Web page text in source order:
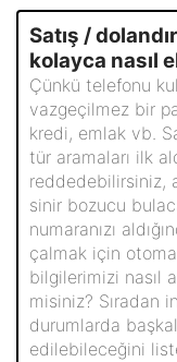
Satış /
kolayca nasıl
Çünkü telefonu
vazgeçilmez bir
kredi, emlak vb.
tür aramaları ilk
reddedebilirsiniz,
sinir bozucu
numaranızı
çalmak için
bilgilerimizi nasıl
misiniz? Sıradan
durumlarda
edilebileceğini